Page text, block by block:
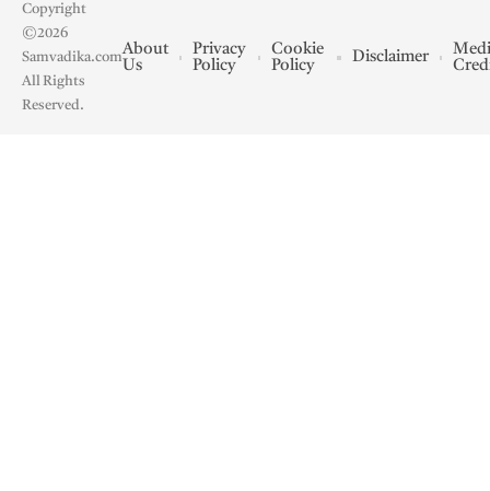
Copyright
©2026
Samvadika.com
All Rights
Reserved.
About
Us
Privacy
Policy
Cookie
Policy
Disclaimer